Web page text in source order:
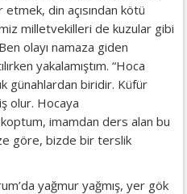
din açısından kötü
milletvekilleri de kuzular gibi
olayı namaza giden
yakalamıştım. “Hoca
günahlardan biridir. Küfür
olur. Hocaya
imamdan ders alan bu
göre, bizde bir terslik
yağmur yağmış, yer gök